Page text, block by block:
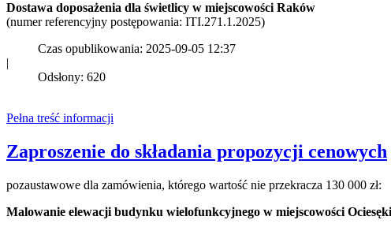
Dostawa doposażenia dla świetlicy w miejscowości Raków
(numer referencyjny postępowania: ITI.271.1.2025)
Czas opublikowania: 2025-09-05 12:37
|
Odsłony: 620
Pełna treść informacji
Zaproszenie do składania propozycji cenowych
pozaustawowe dla zamówienia, którego wartość nie przekracza 130 000 zł:
Malowanie elewacji budynku wielofunkcyjnego w miejscowości Ociesęki